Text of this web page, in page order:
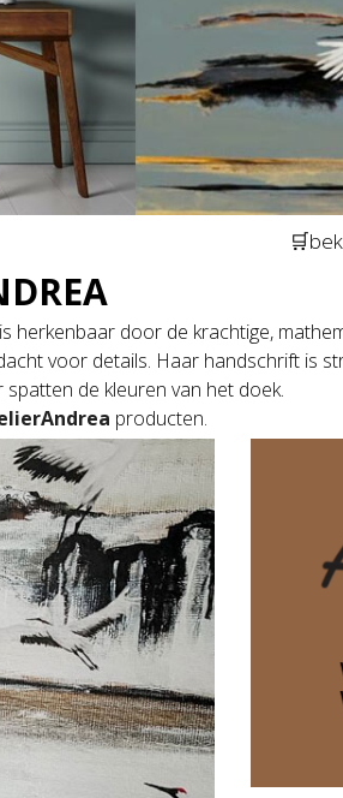
herkenbaar door de krachtige,
voor details. Haar handschrift is
de kleuren van het doek.
producten.